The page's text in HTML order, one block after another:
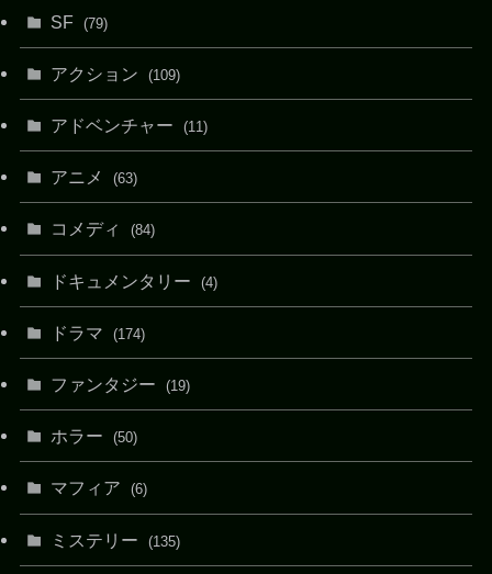
SF (79)
アクション (109)
アドベンチャー (11)
アニメ (63)
コメディ (84)
ドキュメンタリー (4)
ドラマ (174)
ファンタジー (19)
ホラー (50)
マフィア (6)
ミステリー (135)